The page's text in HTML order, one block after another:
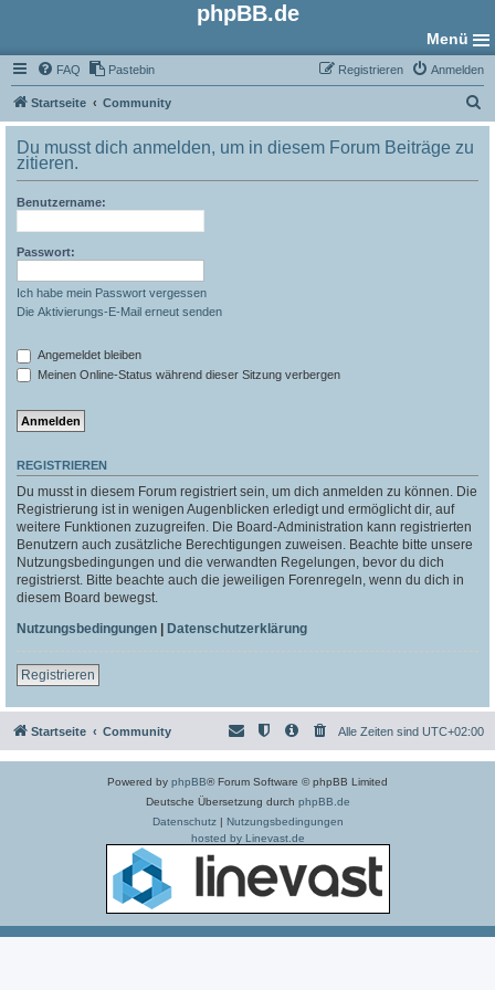
phpBB.de
Menü
FAQ Pastebin Anmelden
Registrieren
Startseite Community
u
Du musst dich anmelden, um in diesem Forum Beiträge zu
zitieren.
Benutzername:
Passwort:
Ich habe mein Passwort vergessen
Die Aktivierungs-E-Mail erneut senden
Angemeldet bleiben
Meinen Online-Status während dieser Sitzung verbergen
REGISTRIEREN
Du musst in diesem Forum registriert sein, um dich anmelden zu können. Die
Registrierung ist in wenigen Augenblicken erledigt und ermöglicht dir, auf
weitere Funktionen zuzugreifen. Die Board-Administration kann registrierten
Benutzern auch zusätzliche Berechtigungen zuweisen. Beachte bitte unsere
Nutzungsbedingungen und die verwandten Regelungen, bevor du dich
registrierst. Bitte beachte auch die jeweiligen Forenregeln, wenn du dich in
diesem Board bewegst.
Nutzungsbedingungen | Datenschutzerklärung
Registrieren
Startseite Community Alle Zeiten sind UTC+02:00
Powered by phpBB® Forum Software © phpBB Limited
Deutsche Übersetzung durch phpBB.de
Datenschutz| Nutzungsbedingungen
hosted by Linevast.de